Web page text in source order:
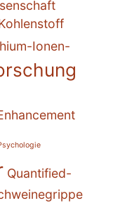
Ionen-
Quantified-